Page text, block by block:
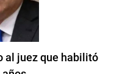
al juez que habilitó